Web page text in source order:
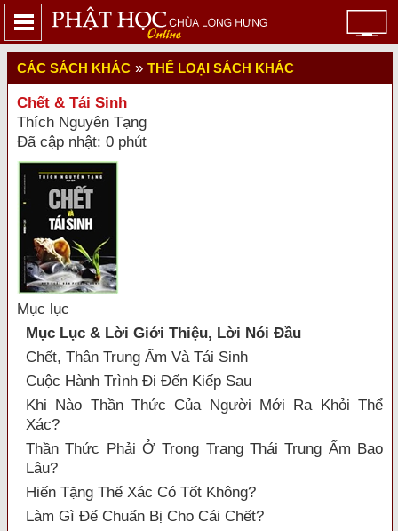
CÁC SÁCH KHÁC » THỂ LOẠI SÁCH KHÁC
Chết & Tái Sinh
Thích Nguyên Tạng
Đã cập nhật: 0 phút
Mục lục
Mục Lục & Lời Giới Thiệu, Lời Nói Đầu
Chết, Thân Trung Ấm Và Tái Sinh
Cuộc Hành Trình Đi Đến Kiếp Sau
Khi Nào Thần Thức Của Người Mới Ra Khỏi Thể
Xác?
Thần Thức Phải Ở Trong Trạng Thái Trung Ấm Bao
Lâu?
Hiến Tặng Thể Xác Có Tốt Không?
Làm Gì Ðể Chuẩn Bị Cho Cái Chết?